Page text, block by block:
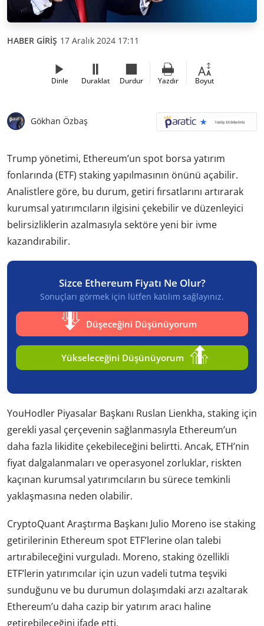
HABER GİRİŞ 17 Aralık 2024 17:11
Dinle Duraklat Durdur Yazdır Boyut
Gökhan Özbaş
Trump yönetimi, Ethereum’un spot borsa yatırım
fonlarında (ETF) staking yapılmasının önünü açabilir.
Analistlere göre, bu durum, getiri fırsatlarını artırarak
kurumsal yatırımcıların ilgisini çekebilir ve düzenleyici
belirsizliklerin azalmasıyla sektöre yeni bir ivme
kazandırabilir.
Sizce Ethereum Fiyatı Ne Olur?
Sonuçları görmek için lütfen katılım sağlayınız.
Düşeceğini Düşünüyorum
Yükseleceğini Düşünüyorum
YouHodler Piyasalar Başkanı Ruslan Lienkha, staking için
gerekli yasal çerçevenin sağlanmasıyla Ethereum’un
daha fazla likidite çekebileceğini belirtti. Ancak, ETH’nin
fiyat dalgalanmaları ve operasyonel zorluklar, riskten
kaçınan kurumsal yatırımcıların bu sürece temkinli
yaklaşmasına neden olabilir.
CryptoQuant Araştırma Başkanı Julio Moreno ise staking
getirilerinin Ethereum spot ETF’lerine olan talebi
artırabileceğini vurguladı. Moreno, staking özellikli
ETF’lerin yatırımcılar için uzun vadeli tutma teşviki
sunduğunu ve bu durumun dolaşımdaki arzı azaltarak
Ethereum’u daha cazip bir yatırım aracı haline
getirebileceğini ifade etti.